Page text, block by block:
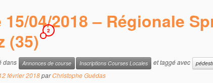
15/04/2018 – Régionale
(35)
2
dans Annonces de course Inscriptions Courses Locales et taggé avec
12 février 2018parChristophe Guédas